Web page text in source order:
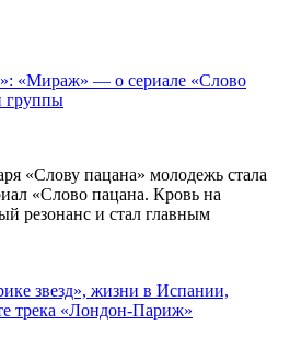
«Мираж» — о сериале «Слово
группы
«Слову пацана» молодежь стала
«Слово пацана. Кровь на
резонанс и стал главным
звезд», жизни в Испании,
трека «Лондон-Париж»